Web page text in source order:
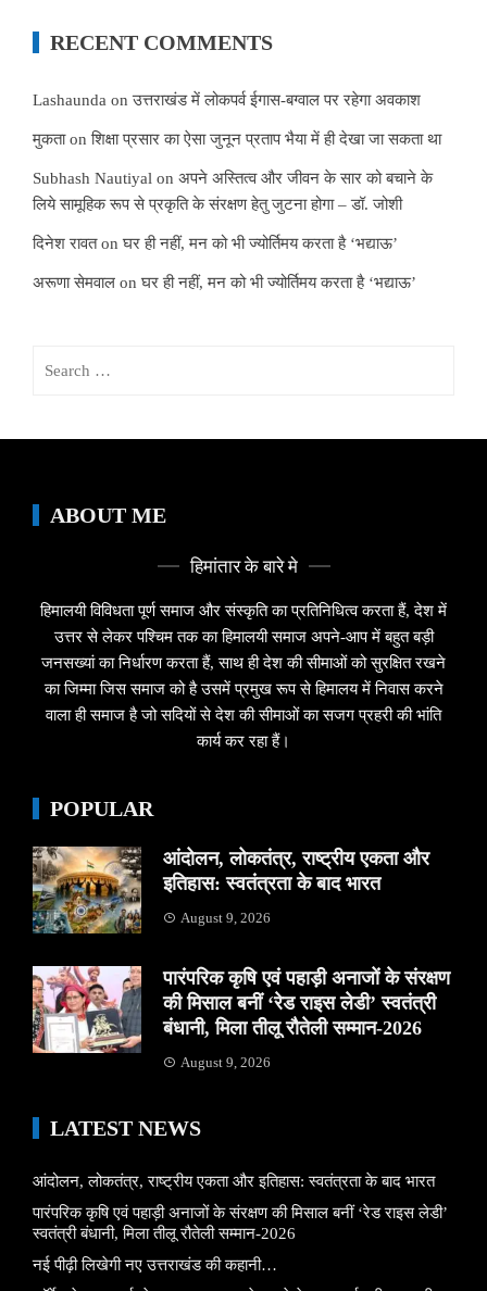
RECENT COMMENTS
Lashaunda onउत्तराखंड में लोकपर्व ईगास-बग्वाल पर रहेगा अवकाश
मुकताonशिक्षा प्रसार का ऐसा जुनून प्रताप भैया में ही देखा जा सकता था
Subhash Nautiyal on अपने अस्तित्व और जीवन के सार को बचाने के
लिये सामूहिक रूप से प्रकृति के संरक्षण हेतु जुटना होगा – डॉ. जोशी
दिनेश रावतonघर ही नहीं, मन को भी ज्योर्तिमय करता है ‘भद्याऊ’
अरूणा सेमवाल onघर ही नहीं, मन को भी ज्योर्तिमय करता है ‘भद्याऊ’
ABOUT ME
हिमांतार के बारे मे
हिमालयी विविधता पूर्ण समाज और संस्कृति का प्रतिनिधित्व करता हैं, देश में
उत्तर से लेकर पश्चिम तक का हिमालयी समाज अपने-आप में बहुत बड़ी
जनसख्यां का निर्धारण करता हैं, साथ ही देश की सीमाओं को सुरक्षित रखने
का जिम्मा जिस समाज को है उसमें प्रमुख रूप से हिमालय में निवास करने
वाला ही समाज है जो सदियों से देश की सीमाओं का सजग प्रहरी की भांति
कार्य कर रहा हैं।
POPULAR
आंदोलन, लोकतंत्र, राष्ट्रीय एकता और
इतिहास: स्वतंत्रता के बाद भारत
August 9, 2026
पारंपरिक कृषि एवं पहाड़ी अनाजों के संरक्षण
की मिसाल बनीं ‘रेड राइस लेडी’ स्वतंत्री
बंधानी, मिला तीलू रौतेली सम्मान-2026
August 9, 2026
LATEST NEWS
आंदोलन, लोकतंत्र, राष्ट्रीय एकता और इतिहास: स्वतंत्रता के बाद भारत
पारंपरिक कृषि एवं पहाड़ी अनाजों के संरक्षण की मिसाल बनीं ‘रेड राइस लेडी’
स्वतंत्री बंधानी, मिला तीलू रौतेली सम्मान-2026
नई पीढ़ी लिखेगी नए उत्तराखंड की कहानी…